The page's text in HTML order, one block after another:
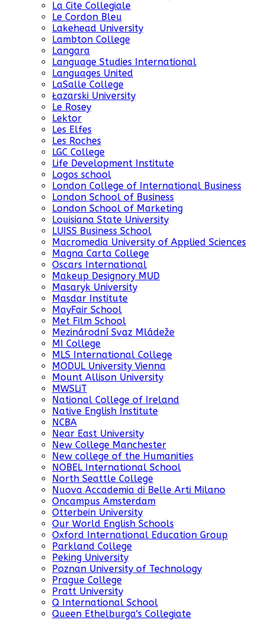
La Cite Collegiale
Le Cordon Bleu
Lakehead University
Lambton College
Langara
Language Studies International
Languages United
LaSalle College
Łazarski University
Le Rosey
Lektor
Les Elfes
Les Roches
LGC College
Life Development Institute
Logos school
London College of International Business
London School of Business
London School of Marketing
Louisiana State University
LUISS Business School
Macromedia University of Applied Sciences
Magna Carta College
Oscars International
Makeup Designory MUD
Masaryk University
Masdar Institute
MayFair School
Met Film School
Mezinárodní Svaz Mládeže
MI College
MLS International College
MODUL University Vienna
Mount Allison University
MWSLiT
National College of Ireland
Native English Institute
NCBA
Near East University
New College Manchester
New college of the Humanities
NOBEL International School
North Seattle College
Nuova Accademia di Belle Arti Milano
Oncampus Amsterdam
Otterbein University
Our World English Schools
Oxford International Education Group
Parkland College
Peking University
Poznan University of Technology
Prague College
Pratt University
Q International School
Queen Ethelburga's Collegiate